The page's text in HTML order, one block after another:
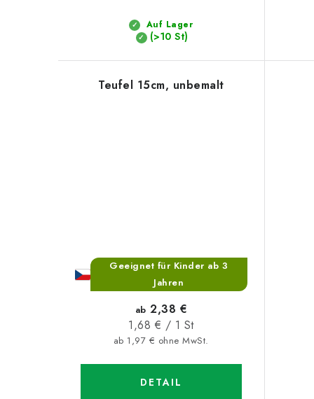
Auf Lager
(>10 St)
Teufel 15cm, unbemalt
Geeignet für Kinder ab 3
Jahren
ab 1,97 € ohne MwSt.
ab 2,38 €
Verkaufspreis:
1,68 € / 1 St
DETAIL